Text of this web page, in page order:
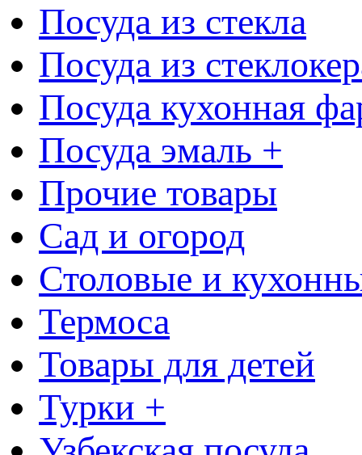
Посуда из стекла
Посуда из
Посуда кухонная
Посуда эмаль +
Прочие товары
Сад и огород
Столовые и
Термоса
Товары для детей
Турки +